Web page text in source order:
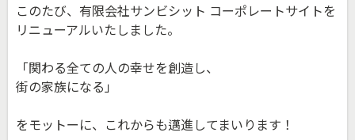
このたび、有限会社サンビシット コーポレートサイトを
リニューアルいたしました。
「関わる全ての人の幸せを創造し、
街の家族になる」
をモットーに、これからも邁進してまいります！